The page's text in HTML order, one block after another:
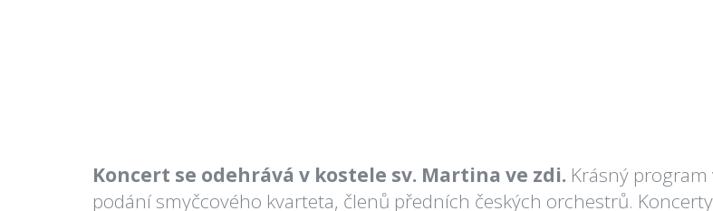
Koncert se odehrává v kostele sv. Martina ve zdi. Krásný program
podání smyčcového kvarteta, členů předních českých orchestrů.